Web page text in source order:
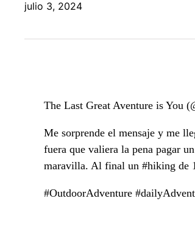
julio 3, 2024
The Last Great Aventure is You
Me sorprende el mensaje y me
fuera que valiera la pena pagar
maravilla. Al final un #hiking de
#OutdoorAdventure